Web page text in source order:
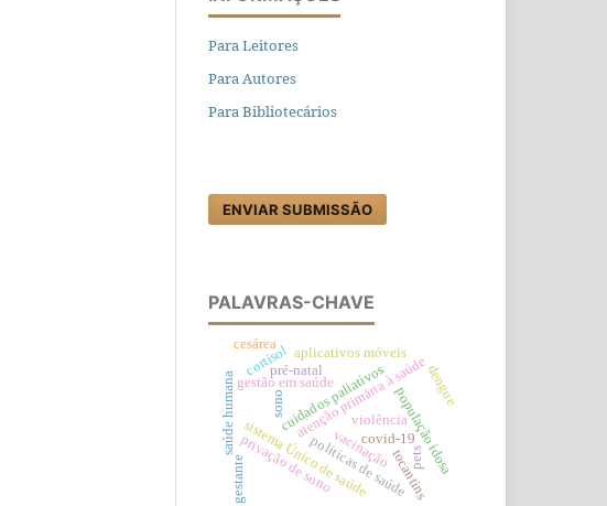
Para Leitores
Para Autores
Para Bibliotecários
ENVIAR SUBMISSÃO
PALAVRAS-CHAVE
cuidados paliativos
atenção primária à saúde
sistema Único de saúde
políticas de saúde
gestão em saúde
vacinação
covid-19população idosa
sono
privação de sono
saúde humana
aplicativos móveis
pré-natal
violência
dengue
tocantins
cortisol
pets
cesárea
gestante